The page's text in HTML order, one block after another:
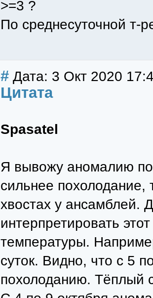
>=3 ?
По среднесуточной т-
# Дата: 3 Окт 2020
Цитата
Spasatel
Я вывожу аномалию
сильнее
хвостах у ансамблей.
интерпретировать
температуры.
суток. Видно, что с 5
похолоданию. Тёплый